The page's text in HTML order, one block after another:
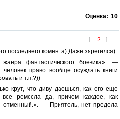
Оценка: 10
[ -2 ]
последнего комента) Даже зарегился)
фантастического боевика». —
право вообще осуждать книги
и т.п.?))
крут, что диву даешься, как его еще
ремесла да, причем каждое, как
отменный.». — Приятель, нет предела